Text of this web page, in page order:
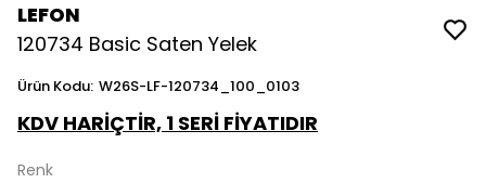
LEFON
120734 Basic Saten Yelek
Ürün Kodu: W26S-LF-120734_100_0103
KDV HARİÇTİR, 1 SERİ FİYATIDIR
Renk